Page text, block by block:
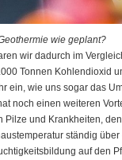
wie geplant?
wir dadurch im
Tonnen Kohlendioxid
ein, wie uns sogar das
noch einen weiteren
Pilze und Krankheiten,
ständig
auf den